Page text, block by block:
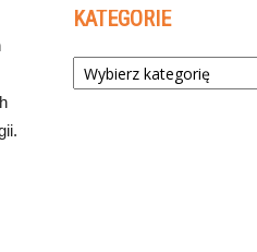
KATEGORIE
Kategorie